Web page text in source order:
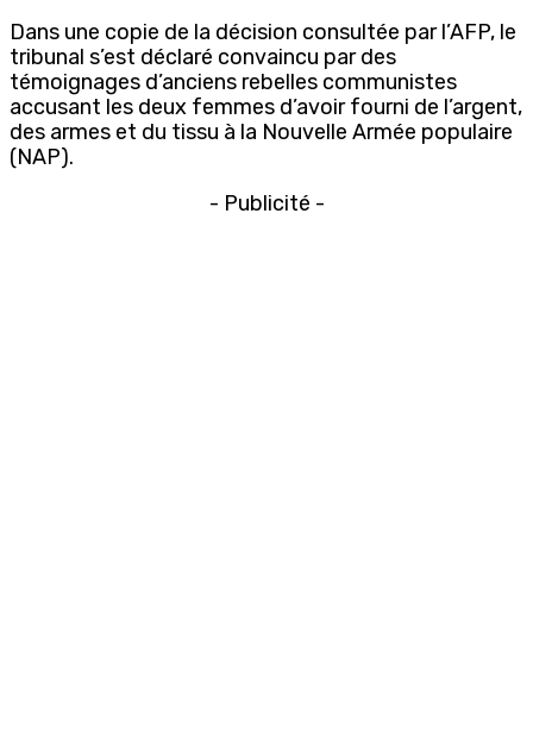
Dans une copie de la décision consultée par l’AFP, le
tribunal s’est déclaré convaincu par des
témoignages d’anciens rebelles communistes
accusant les deux femmes d’avoir fourni de l’argent,
des armes et du tissu à la Nouvelle Armée populaire
(NAP).
- Publicité -